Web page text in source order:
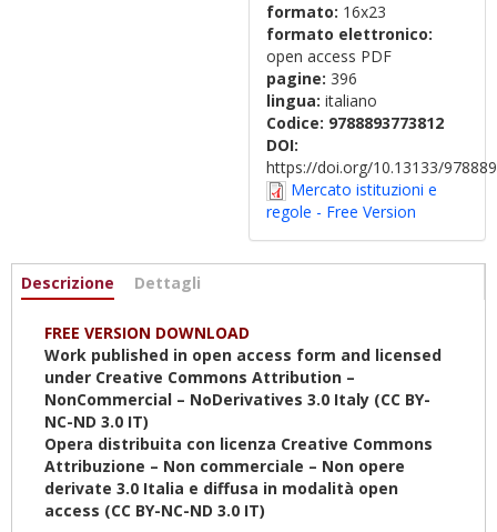
formato: 16x23
formato elettronico:
open access PDF
pagine: 396
lingua: italiano
Codice: 9788893773812
DOI:
https://doi.org/10.13133/
Mercato istituzioni e
regole - Free Version
Informazioni
Descrizione (scheda
Dettagli
FREE VERSION DOWNLOAD
Work published in open access form and licensed
under Creative Commons Attribution –
NonCommercial – NoDerivatives 3.0 Italy (CC BY-
NC-ND 3.0 IT)
Opera distribuita con licenza Creative Commons
Attribuzione – Non commerciale – Non opere
derivate 3.0 Italia e diffusa in modalità open
access (CC BY-NC-ND 3.0 IT)